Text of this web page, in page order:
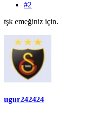
#2
tşk emeğiniz için.
ugur242424